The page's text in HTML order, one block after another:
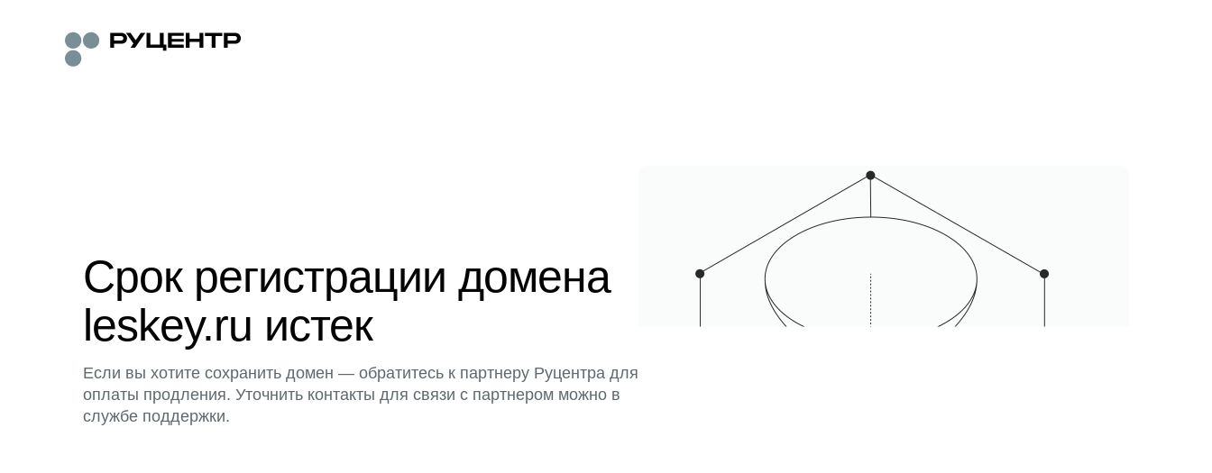
Срок регистрации домена
leskey.ru истек
Если вы хотите сохранить домен — обратитесь к партнеру Руцентра для
оплаты продления. Уточнить контакты для связи с партнером можно в
службе поддержки.